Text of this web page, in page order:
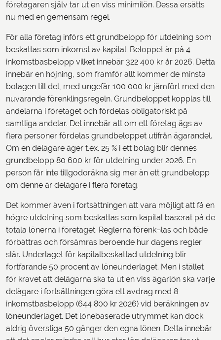
företagaren själv tar ut en viss minimilön. Dessa ersätts
nu med en gemensam regel.
För alla företag införs ett grundbelopp för utdelning som
beskattas som inkomst av kapital. Beloppet är på 4
inkomstbasbelopp vilket innebär 322 400 kr år 2026. Detta
innebär en höjning, som framför allt kommer de minsta
bolagen till del, med ungefär 100 000 kr jämfört med den
nuvarande förenklingsregeln. Grundbeloppet kopplas till
andelarna i företaget och fördelas obligatoriskt på
samtliga andelar. Det innebär att om ett företag ägs av
flera personer fördelas grundbeloppet utifrån ägarandel.
Om en delägare äger t.ex. 25 % i ett bolag blir dennes
grundbelopp 80 600 kr för utdelning under 2026. En
person får inte tillgodoräkna sig mer än ett grundbelopp
om denne är delägare i flera företag.
Det kommer även i fortsättningen att vara möjligt att få en
högre utdelning som beskattas som kapital baserat på de
totala lönerna i företaget. Reglerna förenk¬las och både
förbättras och försämras beroende hur dagens regler
slår. Underlaget för kapitalbeskattad utdelning blir
fortfarande 50 procent av löneunderlaget. Men i stället
för kravet att delägarna ska ta ut en viss ägarlön ska varje
delägare i fortsättningen göra ett avdrag med 8
inkomstbasbelopp (644 800 kr 2026) vid beräkningen av
löneunderlaget. Det lönebaserade utrymmet kan dock
aldrig överstiga 50 gånger den egna lönen. Detta innebär